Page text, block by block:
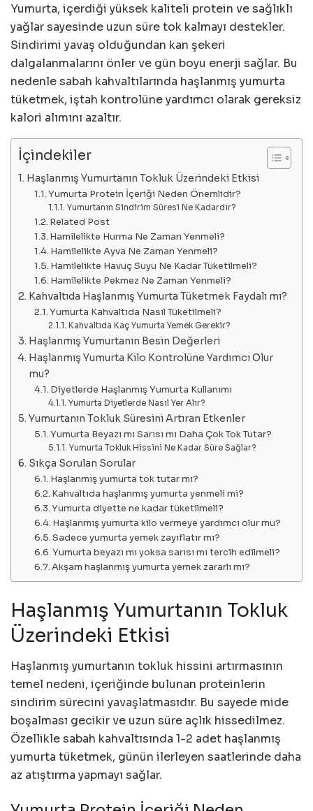
Yumurta, içerdiği yüksek kaliteli protein ve sağlıklı
yağlar sayesinde uzun süre tok kalmayı destekler.
Sindirimi yavaş olduğundan kan şekeri
dalgalanmalarını önler ve gün boyu enerji sağlar. Bu
nedenle sabah kahvaltılarında haşlanmış yumurta
tüketmek, iştah kontrolüne yardımcı olarak gereksiz
kalori alımını azaltır.
İçindekiler
Haşlanmış Yumurtanın Tokluk Üzerindeki Etkisi
Yumurta Protein İçeriği Neden Önemlidir?
Yumurtanın Sindirim Süresi Ne Kadardır?
Related Post
Hamilelikte Hurma Ne Zaman Yenmeli?
Hamilelikte Ayva Ne Zaman Yenmeli?
Hamilelikte Havuç Suyu Ne Kadar Tüketilmeli?
Hamilelikte Pekmez Ne Zaman Yenmeli?
Kahvaltıda Haşlanmış Yumurta Tüketmek Faydalı mı?
Yumurta Kahvaltıda Nasıl Tüketilmeli?
Kahvaltıda Kaç Yumurta Yemek Gerekir?
Haşlanmış Yumurtanın Besin Değerleri
Haşlanmış Yumurta Kilo Kontrolüne Yardımcı Olur
mu?
Diyetlerde Haşlanmış Yumurta Kullanımı
Yumurta Diyetlerde Nasıl Yer Alır?
Yumurtanın Tokluk Süresini Artıran Etkenler
Yumurta Beyazı mı Sarısı mı Daha Çok Tok Tutar?
Yumurta Tokluk Hissini Ne Kadar Süre Sağlar?
Sıkça Sorulan Sorular
Haşlanmış yumurta tok tutar mı?
Kahvaltıda haşlanmış yumurta yenmeli mi?
Yumurta diyette ne kadar tüketilmeli?
Haşlanmış yumurta kilo vermeye yardımcı olur mu?
Sadece yumurta yemek zayıflatır mı?
Yumurta beyazı mı yoksa sarısı mı tercih edilmeli?
Akşam haşlanmış yumurta yemek zararlı mı?
Haşlanmış Yumurtanın Tokluk
Üzerindeki Etkisi
Haşlanmış yumurtanın tokluk hissini artırmasının
temel nedeni, içeriğinde bulunan proteinlerin
sindirim sürecini yavaşlatmasıdır. Bu sayede mide
boşalması gecikir ve uzun süre açlık hissedilmez.
Özellikle sabah kahvaltısında 1-2 adet haşlanmış
yumurta tüketmek, günün ilerleyen saatlerinde daha
az atıştırma yapmayı sağlar.